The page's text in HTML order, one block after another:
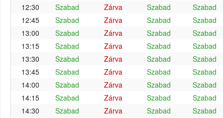
12:30
Szabad Zárva Szabad
Szabad
12:45
Szabad Zárva Szabad
Szabad
13:00
Szabad Zárva Szabad
Szabad
13:15
Szabad Zárva Szabad
Szabad
13:30
Szabad Zárva Szabad
Szabad
13:45
Szabad Zárva Szabad
Szabad
14:00
Szabad Zárva Szabad
Szabad
14:15
Szabad Zárva Szabad
Szabad
14:30
Szabad Zárva Szabad
Szabad